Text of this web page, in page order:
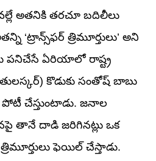
అతనికి తరచూ బదిలీలు
‘ట్రాన్స్‌ఫర్ త్రిమూర్తులు’ అని
పనిచేసే ఏరియాలో రాష్ట్ర
కొడుకు సంతోష్ బాబు
పోటీ చేస్తుంటాడు. జనాల
తానే దాడి జరిగినట్లు ఒక
ఫెయిల్ చేస్తాడు.